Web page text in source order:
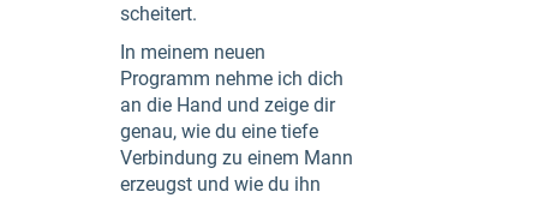
scheitert.
In meinem neuen
Programm nehme ich dich
an die Hand und zeige dir
genau, wie du eine tiefe
Verbindung zu einem Mann
erzeugst und wie du ihn